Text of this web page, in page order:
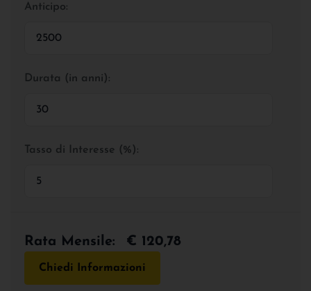
Anticipo:
Durata (in anni):
Tasso di Interesse (%):
Rata Mensile: € 120,78
Chiedi Informazioni